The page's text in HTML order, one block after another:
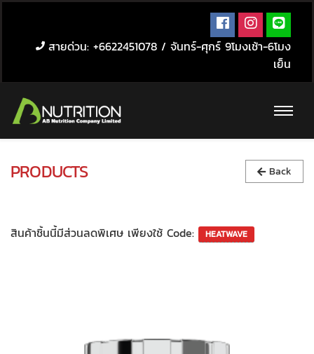
สายด่วน: +6622451078 / จันทร์-ศุกร์ 9โมงเช้า-6โมง
เย็น
PRODUCTS Back
สินค้าชิ้นนี้มีส่วนลดพิเศษ เพียงใช้ Code: